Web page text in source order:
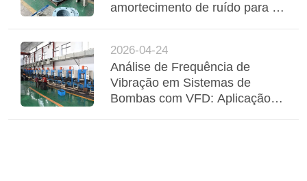
amortecimento de ruído para as
2026-04-24
Análise de Frequência de
Vibração em Sistemas de
Bombas com VFD: Aplicação